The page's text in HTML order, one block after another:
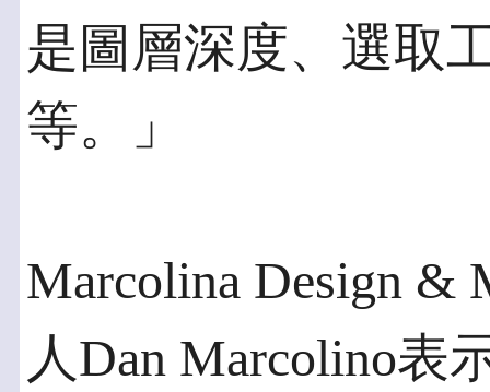
是圖層深度、選取
等。」
Marcolina Design &
人Dan Marcolino表